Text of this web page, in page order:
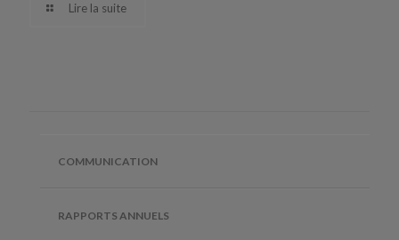
Lire la suite
COMMUNICATION
RAPPORTS ANNUELS